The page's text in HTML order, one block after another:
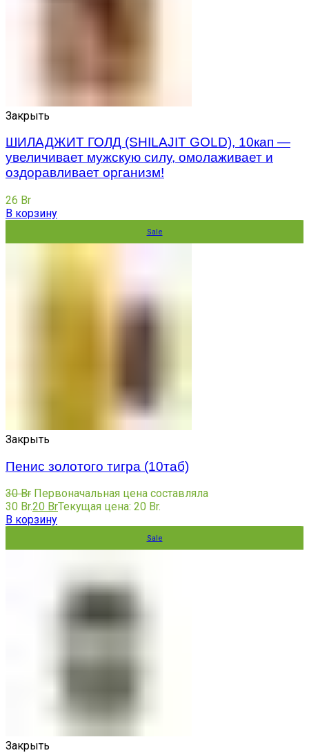
Закрыть
ШИЛАДЖИТ ГОЛД (SHILAJIT GOLD), 10кап —
увеличивает мужскую силу, омолаживает и
оздоравливает организм!
26 Br
В корзину
Sale
Закрыть
Пенис золотого тигра (10таб)
30Br Первоначальная цена составляла
30 Br.20 BrТекущая цена: 20 Br.
В корзину
Sale
Закрыть